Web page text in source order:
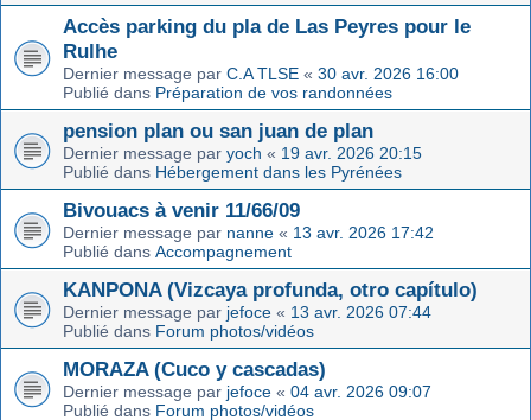
Accès parking du pla de Las Peyres pour le
Rulhe
Dernier message par C.A TLSE « 30 avr. 2026 16:00
Publié dans Préparation de vos randonnées
pension plan ou san juan de plan
Dernier message par yoch « 19 avr. 2026 20:15
Publié dans Hébergement dans les Pyrénées
Bivouacs à venir 11/66/09
Dernier message par nanne « 13 avr. 2026 17:42
Publié dans Accompagnement
KANPONA (Vizcaya profunda, otro capítulo)
Dernier message par jefoce « 13 avr. 2026 07:44
Publié dans Forum photos/vidéos
MORAZA (Cuco y cascadas)
Dernier message par jefoce « 04 avr. 2026 09:07
Publié dans Forum photos/vidéos